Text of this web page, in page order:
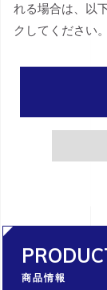
商品情報
れる場合は、以
クしてください。